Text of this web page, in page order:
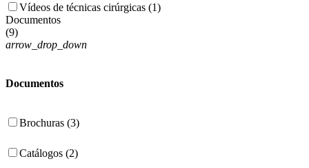
Vídeos de técnicas cirúrgicas (1)
Documentos
(9)
arrow_drop_down
Documentos
Brochuras (3)
Catálogos (2)